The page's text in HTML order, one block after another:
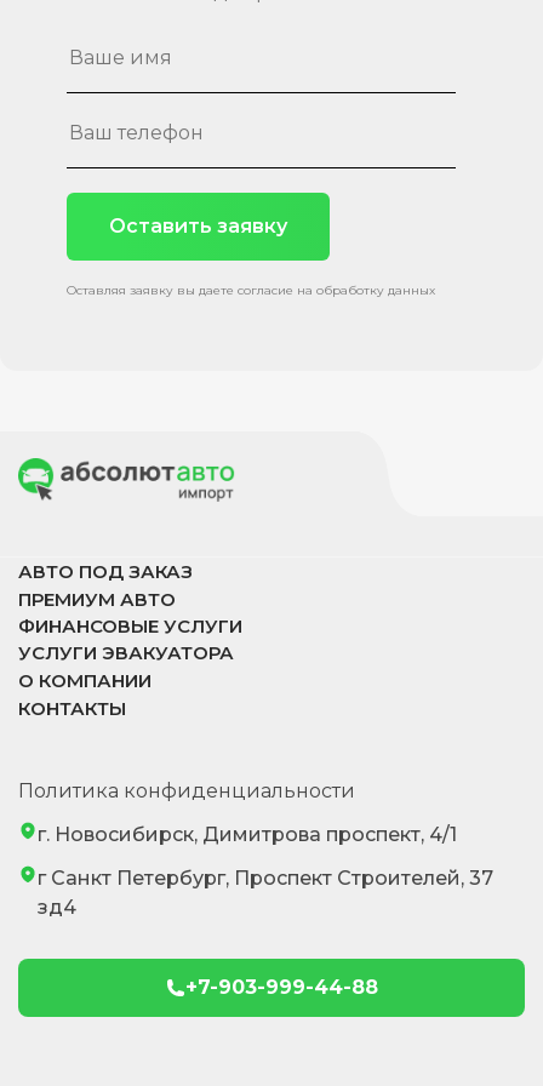
Оставить заявку
Оставляя заявку вы даете согласие на обработку данных
АВТО ПОД ЗАКАЗ
ПРЕМИУМ АВТО
ФИНАНСОВЫЕ УСЛУГИ
УСЛУГИ ЭВАКУАТОРА
О КОМПАНИИ
КОНТАКТЫ
Политика конфиденциальности
г. Новосибирск, Димитрова проспект, 4/1
г Санкт Петербург, Проспект Строителей, 37
зд4
+7-903-999-44-88